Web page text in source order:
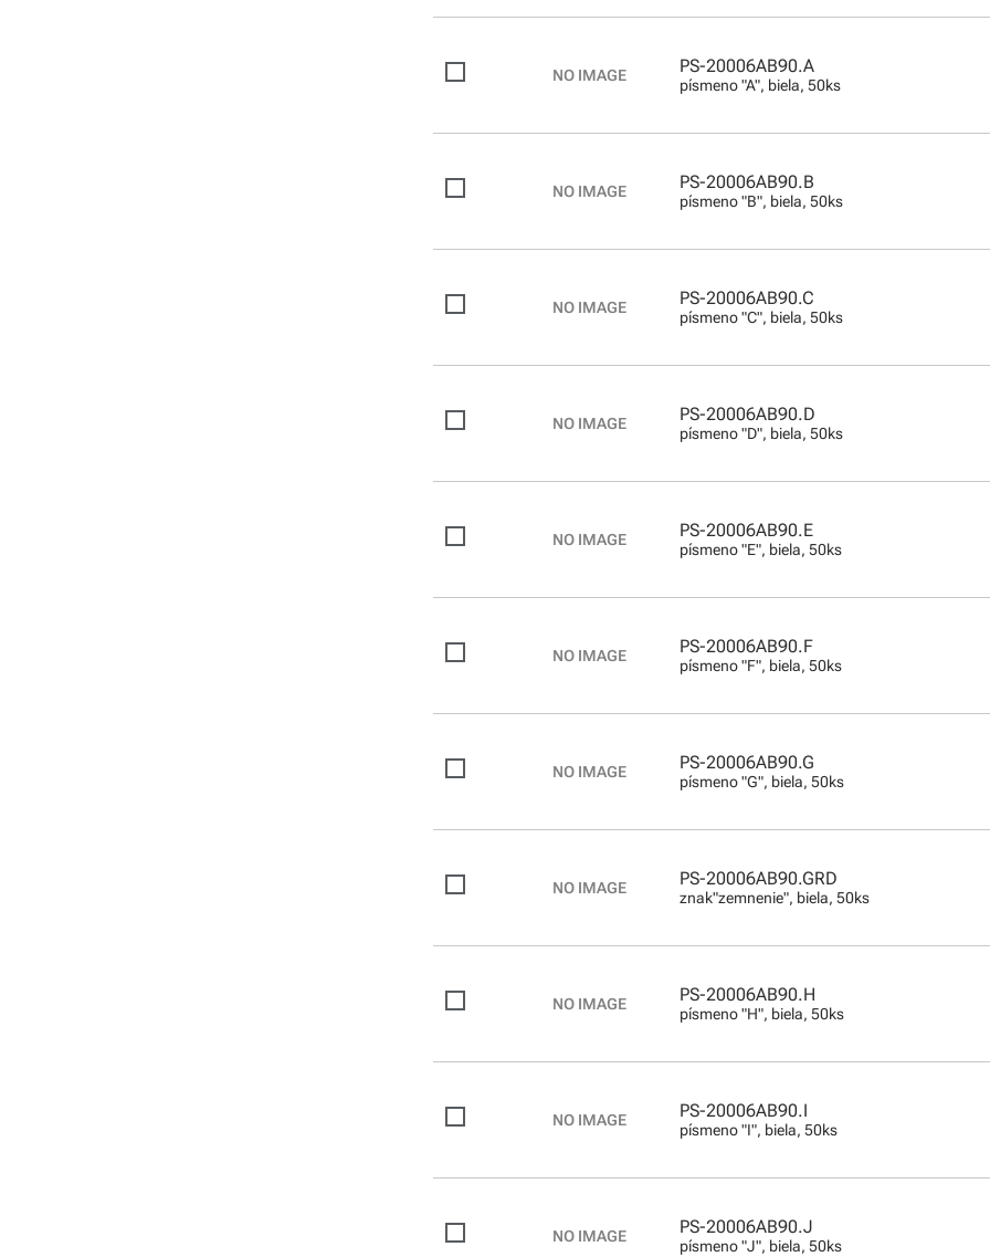
PS-20006AB90.A
písmeno "A", biela, 50ks
PS-20006AB90.B
písmeno "B", biela, 50ks
PS-20006AB90.C
písmeno "C", biela, 50ks
PS-20006AB90.D
písmeno "D", biela, 50ks
PS-20006AB90.E
písmeno "E", biela, 50ks
PS-20006AB90.F
písmeno "F", biela, 50ks
PS-20006AB90.G
písmeno "G", biela, 50ks
PS-20006AB90.GRD
znak"zemnenie", biela, 50ks
PS-20006AB90.H
písmeno "H", biela, 50ks
PS-20006AB90.I
písmeno "I", biela, 50ks
PS-20006AB90.J
písmeno "J", biela, 50ks